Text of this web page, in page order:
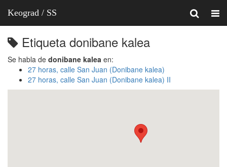
Keograd / SS
Etiqueta donibane kalea
Se habla de donibane kalea en:
27 horas, calle San Juan (Donibane kalea)
27 horas, calle San Juan (Donibane kalea) II